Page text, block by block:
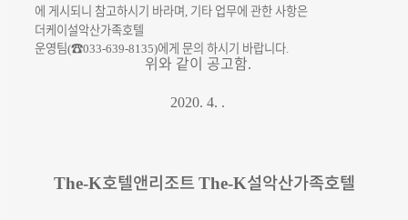
에 게시되니 참고하시기 바라며 기타 업무에 관한 사항은
더케이설악산가족호텔
운영팀(☎033-639-8135)에게 문의 하시기 바랍니다
위와 같이 공고함.
2020. 4. .
The-K호텔앤리조트The-K설악산가족호텔